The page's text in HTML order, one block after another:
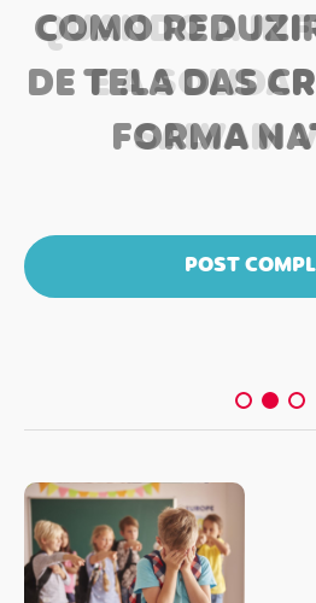
QUANDO A
E A
SALVAM
POST
COMO
DE TELA DAS
FORMA
POST